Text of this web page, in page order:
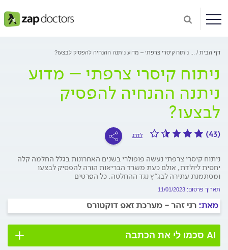
דף הבית ניתוח קיסרי צרפתי – מדוע ניתנה ההנחיה להפסיק לבצעו?
ניתוח קיסרי צרפתי – מדוע
ניתנה ההנחיה להפסיק
לבצעו?
(43) לדרג
ניתוח קיסרי צרפתי נעשה פופולרי בשנים האחרונות בגלל החלמה קלה
יחסית ליולדת, אולם כעת משרד הבריאות הורה להפסיק לבצעו
ומסתמנת עתירה לבג״ץ נגד ההחלטה. כל הפרטים
תאריך פרסום: 11/01/2023
מאת: רני זהר - מערכת זאפ דוקטורס
AI סכמו לי את הכתבה